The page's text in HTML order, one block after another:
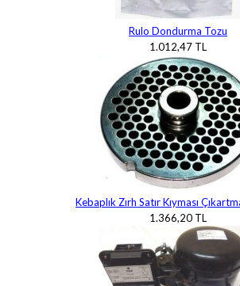
Rulo Dondurma Tozu
1.012,47 TL
Kebaplık Zırh Satır Kıyması
1.366,20 TL